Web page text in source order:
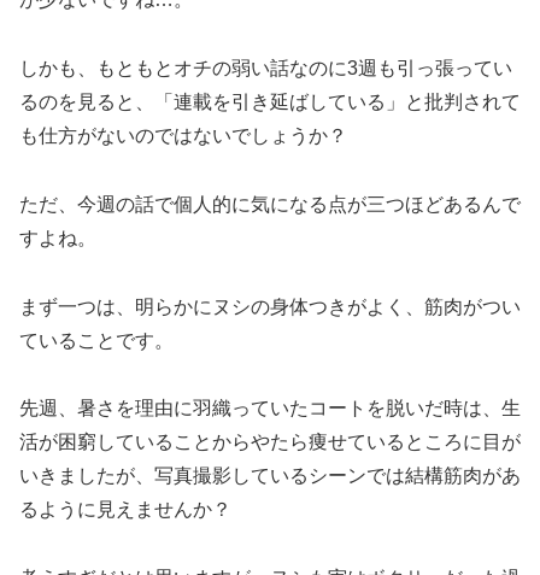
しかも、もともとオチの弱い話なのに3週も引っ張ってい
るのを見ると、「連載を引き延ばしている」と批判されて
も仕方がないのではないでしょうか？
ただ、今週の話で個人的に気になる点が三つほどあるんで
すよね。
まず一つは、明らかにヌシの身体つきがよく、筋肉がつい
ていることです。
先週、暑さを理由に羽織っていたコートを脱いだ時は、生
活が困窮していることからやたら痩せているところに目が
いきましたが、写真撮影しているシーンでは結構筋肉があ
るように見えませんか？